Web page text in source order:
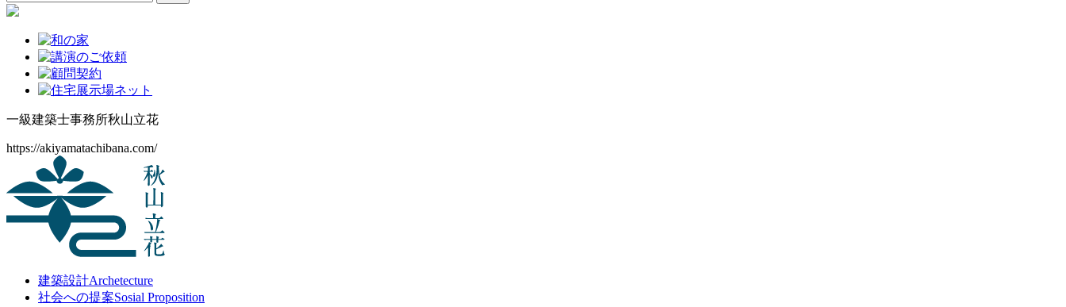
索:
一級建築士事務所秋山立花
https://akiyamatachibana.com/
建築設計Archetecture
社会への提案Sosial Proposition